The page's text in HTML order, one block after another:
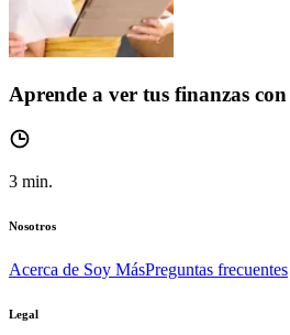
Aprende a ver tus finanzas
3 min.
Nosotros
Acerca de Soy MásPreguntas frecuentes
Legal